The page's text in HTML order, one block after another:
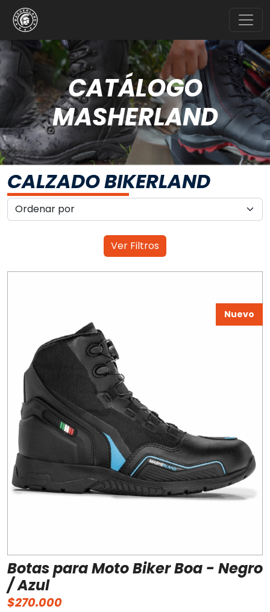
CATÁLOGO
MASHERLAND
CALZADO BIKERLAND
Ver Filtros
Botas para Moto Biker Boa - Negro
/ Azul
Nuevo
$270.000